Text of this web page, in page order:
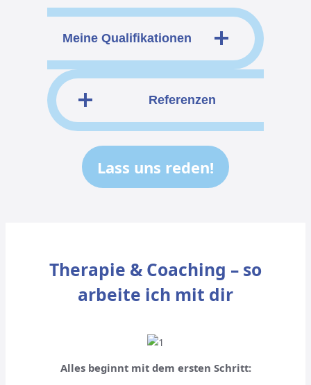
Meine Qualifikationen
Referenzen
Lass uns reden!
Therapie & Coaching – so
arbeite ich mit dir
Alles beginnt mit dem ersten Schritt: